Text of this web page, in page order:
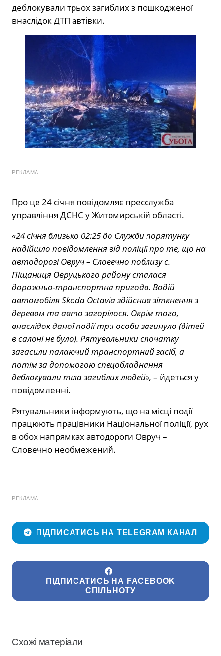
деблокували трьох загиблих з пошкодженої
внаслідок ДТП автівки.
РЕКЛАМА
Про це 24 січня повідомляє пресслужба
управління ДСНС у Житомирській області.
«24 січня близько 02:25 до Служби порятунку
надійшло повідомлення від поліції про те, що на
автодорозі Овруч – Словечно поблизу с.
Піщаниця Овруцького району сталася
дорожньо-транспортна пригода. Водій
автомобіля Skoda Octavia здійснив зіткнення з
деревом та авто загорілося. Окрім того,
внаслідок даної події три особи загинуло (дітей
в салоні не було). Рятувальники спочатку
загасили палаючий транспортний засіб, а
потім за допомогою спецобладнання
деблокували тіла загиблих людей», – йдеться у
повідомленні.
Рятувальники інформують, що на місці події
працюють працівники Національної поліції, рух
в обох напрямках автодороги Овруч –
Словечно необмежений.
РЕКЛАМА
ПІДПИСАТИСЬ НА TELEGRAM КАНАЛ
ПІДПИСАТИСЬ НА FACEBOOK
СПІЛЬНОТУ
Схожі матеріали